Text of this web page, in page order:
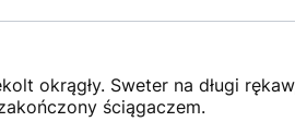
okrągły. Sweter na długi
ściągaczem.